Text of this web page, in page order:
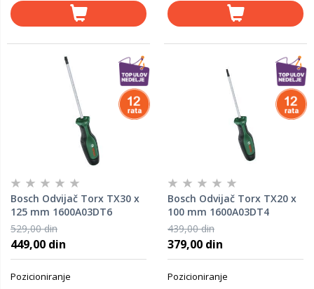
Bosch Odvijač Torx TX30 x
125 mm 1600A03DT6
529,00 din
449,00 din
Pozicioniranje
Bosch Odvijač Torx TX20 x
100 mm 1600A03DT4
439,00 din
379,00 din
Pozicioniranje